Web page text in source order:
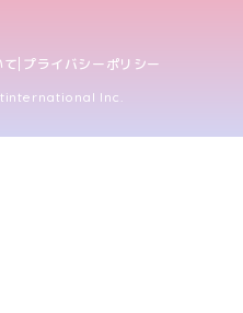
て プライバシーポリシー
Inc.